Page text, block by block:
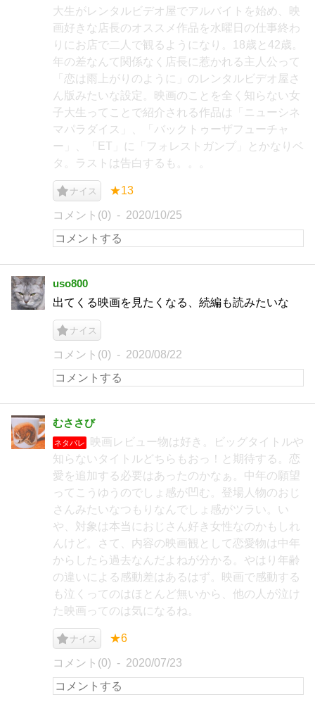
大生がレンタルビデオ屋でアルバイトを始め、映
画好きな店長のオススメ作品を水曜日の仕事終わ
りにお店で二人で観るようになり。18歳と42歳。
年の差なんて関係なく店長に惹かれる主人公って
「恋は雨上がりのように」のレンタルビデオ屋さ
ん版みたいな設定。映画のことを全く知らない女
子大生ってことで紹介される作品は「ニューシネ
マパラダイス」、「バックトゥーザフューチャ
ー」、「ET」に「フォレストガンプ」とかなりベ
タ。ラストは告白するも。。。
ナイス ★13
コメント(0) 2020/10/25
uso800
出てくる映画を見たくなる、続編も読みたいな
ナイス
コメント(0) 2020/08/22
むささび
ネタバレ
映画レビュー物は好き。ビッグタイトルや
知らないタイトルどちらもおっ！と期待する。恋
愛を追加する必要はあったのかなぁ。中年の願望
ってこうゆうのでしょ感が凹む。登場人物のおじ
さんみたいなつもりなんでしょ感がツラい。い
や、対象は本当におじさん好き女性なのかもしれ
んけど。さて、内容の映画観として恋愛物は中年
からしたら過去なんだよねが分かる。やはり年齢
の違いによる感動差はあるはず。映画で感動する
も泣くってのはほとんど無いから、他の人が泣け
た映画ってのは気になるね。
ナイス ★6
コメント(0) 2020/07/23